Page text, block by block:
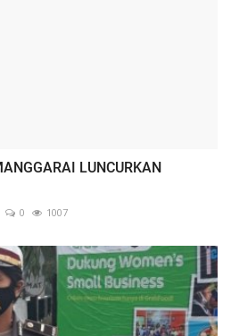
LUNCURKAN
0 1007